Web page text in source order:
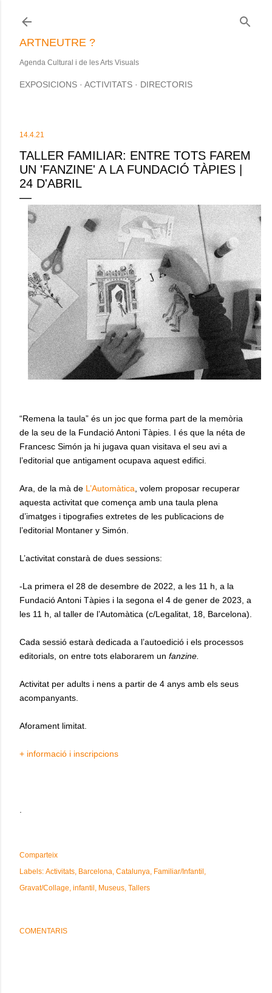
ARTNEUTRE ?
Agenda Cultural i de les Arts Visuals
EXPOSICIONS ACTIVITATS DIRECTORIS
14.4.21
TALLER FAMILIAR: ENTRE TOTS FAREM
UN 'FANZINE' A LA FUNDACIÓ TÀPIES |
24 D'ABRIL
“Remena la taula” és un joc que forma part de la memòria
de la seu de la Fundació Antoni Tàpies. I és que la néta de
Francesc Simón ja hi jugava quan visitava el seu avi a
l’editorial que antigament ocupava aquest edifici.
Ara, de la mà de L’Automàtica , volem proposar recuperar
aquesta activitat que comença amb una taula plena
d’imatges i tipografies extretes de les publicacions de
l’editorial Montaner y Simón.
L’activitat constarà de dues sessions:
-La primera el 28 de desembre de 2022, a les 11 h, a la
Fundació Antoni Tàpies i la segona el 4 de gener de 2023, a
les 11 h, al taller de l’Automàtica (c/Legalitat, 18, Barcelona).
Cada sessió estarà dedicada a l’autoedició i els processos
editorials, on entre tots elaborarem un fanzine.
Activitat per adults i nens a partir de 4 anys amb els seus
acompanyants.
Aforament limitat.
+ informació i inscripcions
Comparteix
Labels: Activitats Barcelona Catalunya Familiar/Infantil
Gravat/Collage infantil Museus Tallers
COMENTARIS